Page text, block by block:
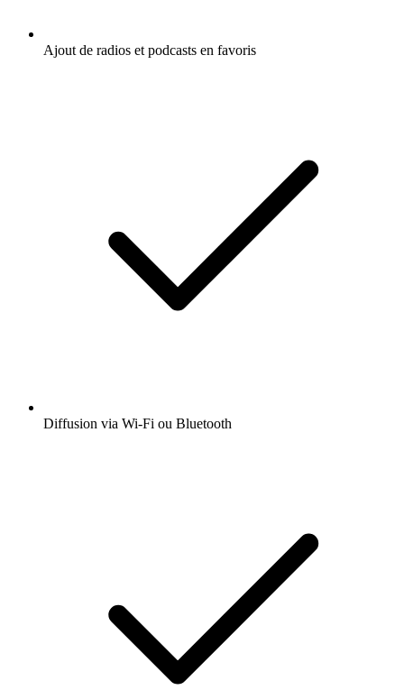
Ajout de radios et podcasts en favoris
Diffusion via Wi-Fi ou Bluetooth